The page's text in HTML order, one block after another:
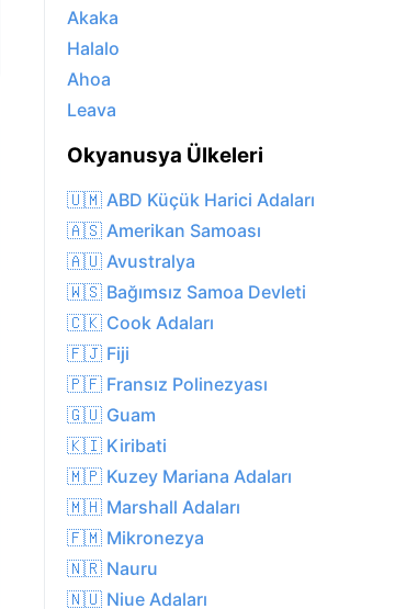
Akaka
Halalo
Ahoa
Leava
Okyanusya Ülkeleri
🇺🇲 ABD Küçük Harici Adaları
🇦🇸 Amerikan Samoası
🇦🇺 Avustralya
🇼🇸 Bağımsız Samoa Devleti
🇨🇰 Cook Adaları
🇫🇯 Fiji
🇵🇫 Fransız Polinezyası
🇬🇺 Guam
🇰🇮 Kiribati
🇲🇵 Kuzey Mariana Adaları
🇲🇭 Marshall Adaları
🇫🇲 Mikronezya
🇳🇷 Nauru
🇳🇺 Niue Adaları